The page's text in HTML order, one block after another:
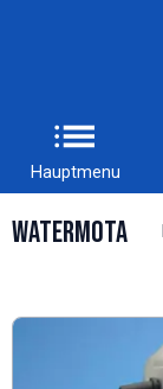
Hauptmenu
WaterMota